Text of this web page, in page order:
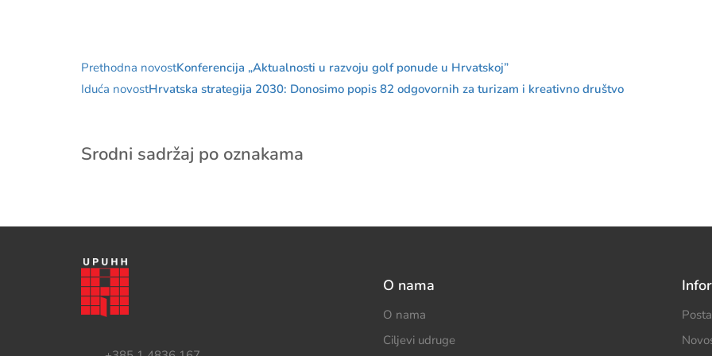
Prethodna novostKonferencija „Aktualnosti u razvoju golf ponude u Hrvatskoj”
Iduća novostHrvatska strategija 2030: Donosimo popis 82 odgovornih za turizam i kreativno društvo
Srodni sadržaj po oznakama
O nama
O nama
Ciljevi udruge